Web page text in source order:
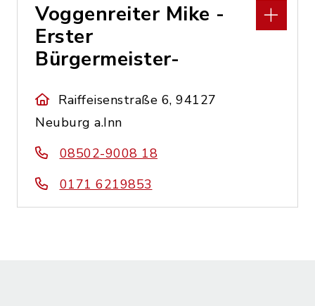
Voggenreiter Mike -
Erster
Bürgermeister-
Raiffeisenstraße 6, 94127
Neuburg a.Inn
08502-9008 18
0171 6219853